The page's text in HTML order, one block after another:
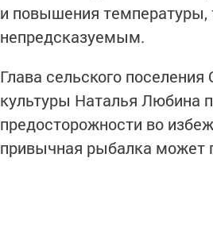
и повышения температуры,
непредсказуемым.
Глава сельского
культуры Наталья Любина
предосторожности во
привычная рыбалка может